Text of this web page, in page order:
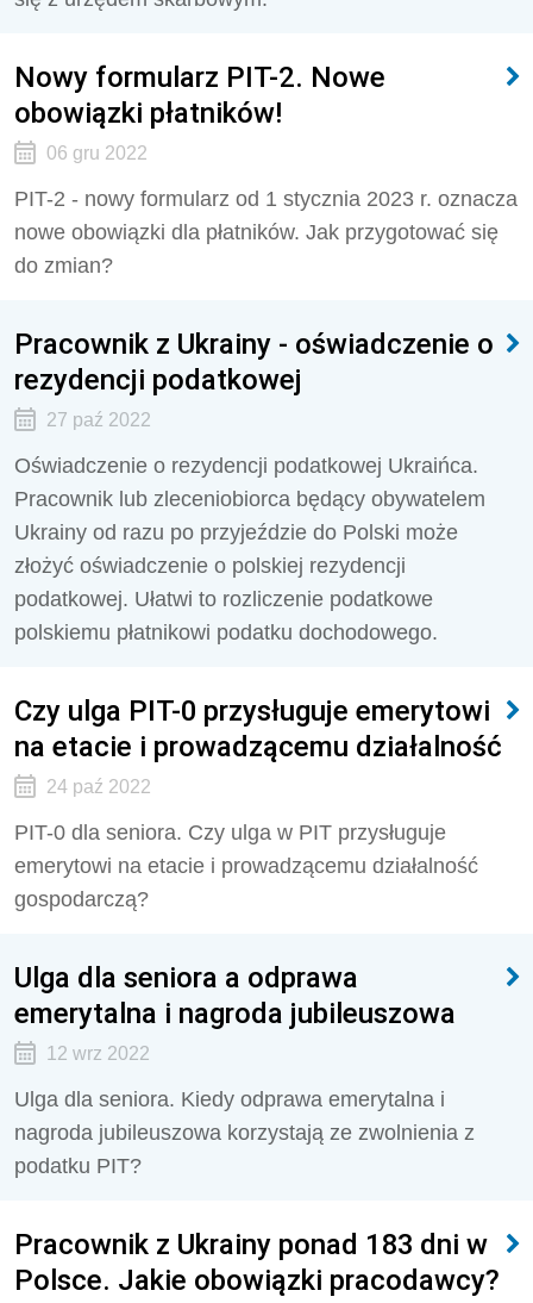
Nowy formularz PIT-2. Nowe
obowiązki płatników!
06 gru 2022
PIT-2 - nowy formularz od 1 stycznia 2023 r. oznacza
nowe obowiązki dla płatników. Jak przygotować się
do zmian?
Pracownik z Ukrainy - oświadczenie o
rezydencji podatkowej
27 paź 2022
Oświadczenie o rezydencji podatkowej Ukraińca.
Pracownik lub zleceniobiorca będący obywatelem
Ukrainy od razu po przyjeździe do Polski może
złożyć oświadczenie o polskiej rezydencji
podatkowej. Ułatwi to rozliczenie podatkowe
polskiemu płatnikowi podatku dochodowego.
Czy ulga PIT-0 przysługuje emerytowi
na etacie i prowadzącemu działalność
24 paź 2022
PIT-0 dla seniora. Czy ulga w PIT przysługuje
emerytowi na etacie i prowadzącemu działalność
gospodarczą?
Ulga dla seniora a odprawa
emerytalna i nagroda jubileuszowa
12 wrz 2022
Ulga dla seniora. Kiedy odprawa emerytalna i
nagroda jubileuszowa korzystają ze zwolnienia z
podatku PIT?
Pracownik z Ukrainy ponad 183 dni w
Polsce. Jakie obowiązki pracodawcy?